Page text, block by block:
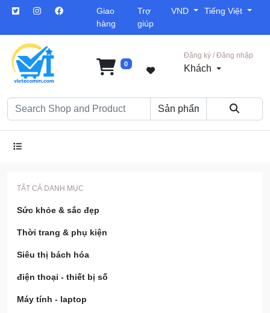
Giao
hàng
Trợ
giúp
VND Tiếng Việt
0
Đăng ký / Đăng nhập
Khách
TẤT CẢ DANH MỤC
Sức khỏe & sắc đẹp
Thời trang & phụ kiện
Siêu thị bách hóa
điện thoại - thiết bị số
Máy tính - laptop